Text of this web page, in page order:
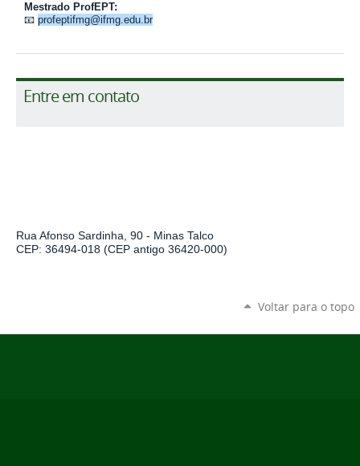
Mestrado ProfEPT:
📧 profeptifmg@ifmg.edu.br
Entre em contato
Rua Afonso Sardinha, 90 - Minas Talco
CEP: 36494-018 (CEP antigo 36420-000)
Voltar para o topo